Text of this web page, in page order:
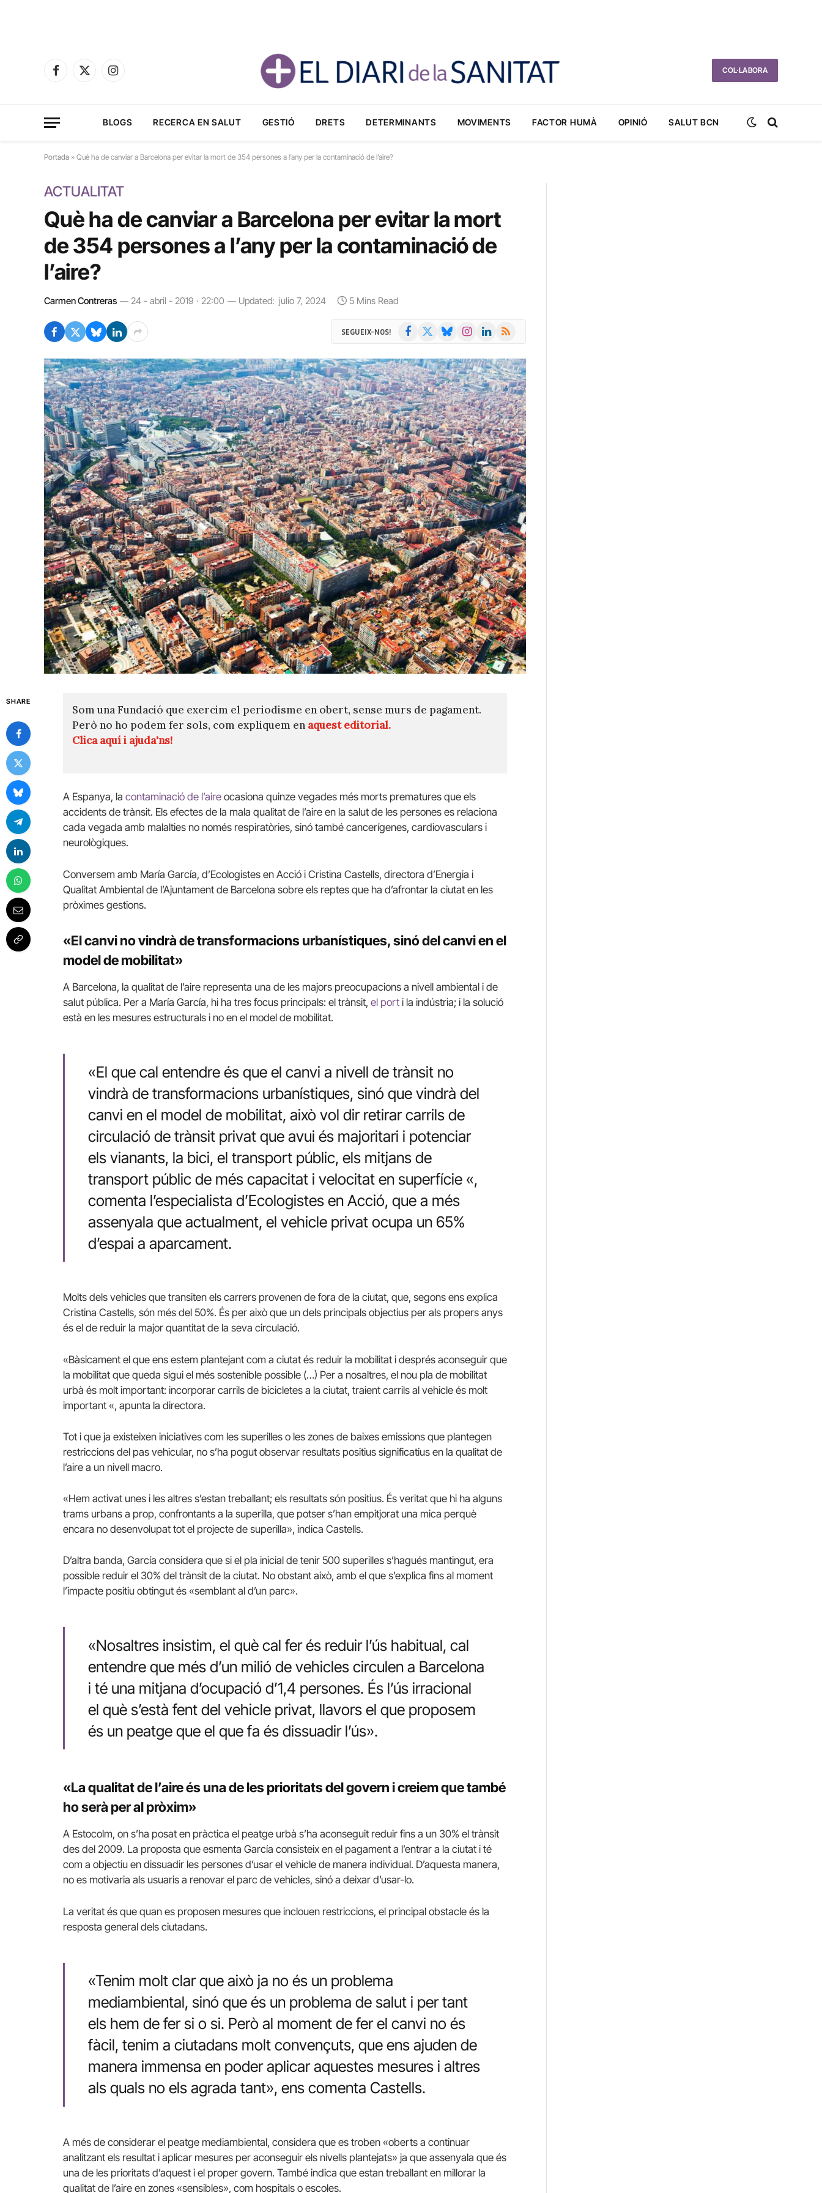
Facebook
X
Instagram
COL·LABORA
BLOGS RECERCA EN SALUT GESTIÓ DRETS DETERMINANTS MOVIMENTS FACTOR HUMÀ OPINIÓ SALUT BCN
Portada » Què ha de canviar a Barcelona per evitar la mort de 354 persones a l’any per la contaminació de l’aire?
ACTUALITAT
Què ha de canviar a Barcelona per evitar la mort
de 354 persones a l’any per la contaminació de
l’aire?
Carmen Contreras 24 - abril - 2019 · 22:00 Updated: julio 7, 2024 5 Mins Read
SEGUEIX-NOS! Facebook BlueskyInstagramLinkedIn
RSS
SHARE
Som una Fundació que exercim el periodisme en obert, sense murs de pagament.
Però no ho podem fer sols, com expliquem en aquest editorial.
Clica aquí i ajuda'ns!
A Espanya, la contaminació de l’aire ocasiona quinze vegades més morts prematures que els
accidents de trànsit. Els efectes de la mala qualitat de l’aire en la salut de les persones es relaciona
cada vegada amb malalties no només respiratòries, sinó també cancerígenes, cardiovasculars i
neurològiques.
Conversem amb María García, d’Ecologistes en Acció i Cristina Castells, directora d’Energia i
Qualitat Ambiental de l’Ajuntament de Barcelona sobre els reptes que ha d’afrontar la ciutat en les
pròximes gestions.
«El canvi no vindrà de transformacions urbanístiques, sinó del canvi en el
model de mobilitat»
A Barcelona, ​​la qualitat de l’aire representa una de les majors preocupacions a nivell ambiental i de
salut pública. Per a María García, hi ha tres focus principals: el trànsit, el port i la indústria; i la solució
està en les mesures estructurals i no en el model de mobilitat.
«El que cal entendre és que el canvi a nivell de trànsit no
vindrà de transformacions urbanístiques, sinó que vindrà del
canvi en el model de mobilitat, això vol dir retirar carrils de
circulació de trànsit privat que avui és majoritari i potenciar
els vianants, la bici, el transport públic, els mitjans de
transport públic de més capacitat i velocitat en superfície «,
comenta l’especialista d’Ecologistes en Acció, que a més
assenyala que actualment, el vehicle privat ocupa un 65%
d’espai a aparcament.
Molts dels vehicles que transiten els carrers provenen de fora de la ciutat, que, segons ens explica
Cristina Castells, són més del 50%. És per això que un dels principals objectius per als propers anys
és el de reduir la major quantitat de la seva circulació.
«Bàsicament el que ens estem plantejant com a ciutat és reduir la mobilitat i després aconseguir que
la mobilitat que queda sigui el més sostenible possible (…) Per a nosaltres, el nou pla de mobilitat
urbà és molt important: incorporar carrils de bicicletes a la ciutat, traient carrils al vehicle és molt
important «, apunta la directora.
Tot i que ja existeixen iniciatives com les superilles o les zones de baixes emissions que plantegen
restriccions del pas vehicular, no s’ha pogut observar resultats positius significatius en la qualitat de
l’aire a un nivell macro.
«Hem activat unes i les altres s’estan treballant; els resultats són positius. És veritat que hi ha alguns
trams urbans a prop, confrontants a la superilla, que potser s’han empitjorat una mica perquè
encara no desenvolupat tot el projecte de superilla», indica Castells.
D’altra banda, García considera que si el pla inicial de tenir 500 superilles s’hagués mantingut, era
possible reduir el 30% del trànsit de la ciutat. No obstant això, amb el que s’explica fins al moment
l’impacte positiu obtingut és «semblant al d’un parc».
«Nosaltres insistim, el què cal fer és reduir l’ús habitual, cal
entendre que més d’un milió de vehicles circulen a Barcelona
i té una mitjana d’ocupació d’1,4 persones. És l’ús irracional
el què s’està fent del vehicle privat, llavors el que proposem
és un peatge que el que fa és dissuadir l’ús».
«La qualitat de l’aire és una de les prioritats del govern i creiem que també
ho serà per al pròxim»
A Estocolm, on s’ha posat en pràctica el peatge urbà s’ha aconseguit reduir fins a un 30% el trànsit
des del 2009. La proposta que esmenta García consisteix en el pagament a l’entrar a la ciutat i té
com a objectiu en dissuadir les persones d’usar el vehicle de manera individual. D’aquesta manera,
no es motivaria als usuaris a renovar el parc de vehicles, sinó a deixar d’usar-lo.
La veritat és que quan es proposen mesures que inclouen restriccions, el principal obstacle és la
resposta general dels ciutadans.
«Tenim molt clar que això ja no és un problema
mediambiental, sinó que és un problema de salut i per tant
els hem de fer si o si. Però al moment de fer el canvi no és
fàcil, tenim a ciutadans molt convençuts, que ens ajuden de
manera immensa en poder aplicar aquestes mesures i altres
als quals no els agrada tant», ens comenta Castells.
A més de considerar el peatge mediambiental, considera que es troben «oberts a continuar
analitzant els resultat i aplicar mesures per aconseguir els nivells plantejats» ja que assenyala que és
una de les prioritats d’aquest i el proper govern. També indica que estan treballant en millorar la
qualitat de l’aire en zones «sensibles», com hospitals o escoles.